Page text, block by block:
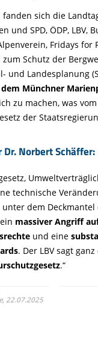
fanden sich die
und SPD, ÖDP, LBV,
Fridays for
zum Schutz der
und Landesplanung
Münchner
zu machen, was
der
Dr. Norbert Schäffer:
technische
dem Deckmantel
massiver Angriff
und eine
. Der LBV sagt
.“
22.07.2025